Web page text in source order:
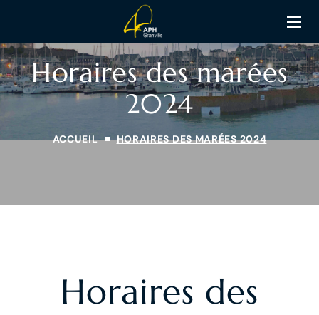
Horaires des marées
2024
ACCUEIL HORAIRES DES MARÉES 2024
Horaires des